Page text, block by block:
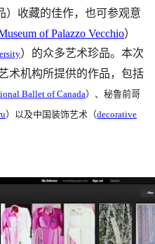
）收藏的佳作，也可参观意
of Palazzo Vecchio）
）的众多艺术珍品。本次
术机构所提供的作品，包括
Ballet of Canada）、秘鲁前哥
）以及中国装饰艺术（decorative